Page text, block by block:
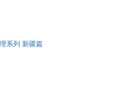
从这里，一起发现新疆之美！
系列 新疆篇